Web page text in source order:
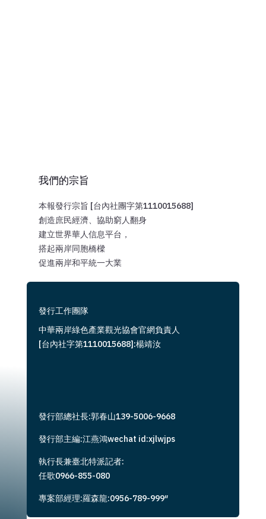
我們的宗旨
本報發行宗旨 [台內社團字第1110015688]
創造庶民經濟、協助窮人翻身
建立世界華人信息平台，
搭起兩岸同胞橋樑
促進兩岸和平統一大業
發行工作團隊
中華兩岸綠色產業觀光協會官網負責人
[台內社字第1110015688]:楊靖汝
發行部總社長:郭春山139-5006-9668
發行部主編:江燕鴻wechat id:xjlwjps
執行長兼臺北特派記者:
任歌0966-855-080
專案部經理:羅森龍:0956-789-999″